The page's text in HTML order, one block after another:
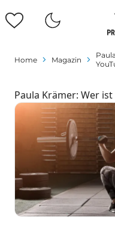
Home Magazin
Paula Krämer: Wer